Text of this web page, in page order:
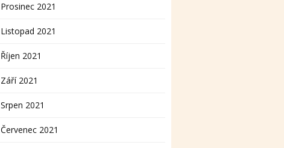
Prosinec 2021
Listopad 2021
Říjen 2021
Září 2021
Srpen 2021
Červenec 2021